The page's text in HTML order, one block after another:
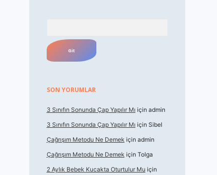
SON YORUMLAR
3 Sınıfın Sonunda Çap Yapılır Mı için admin
3 Sınıfın Sonunda Çap Yapılır Mı için Sibel
Çağrışım Metodu Ne Demek için admin
Çağrışım Metodu Ne Demek için Tolga
2 Aylık Bebek Kucakta Oturtulur Mu için